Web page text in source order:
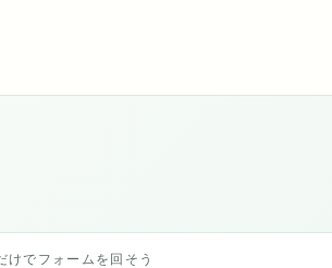
けでフォームを回そう